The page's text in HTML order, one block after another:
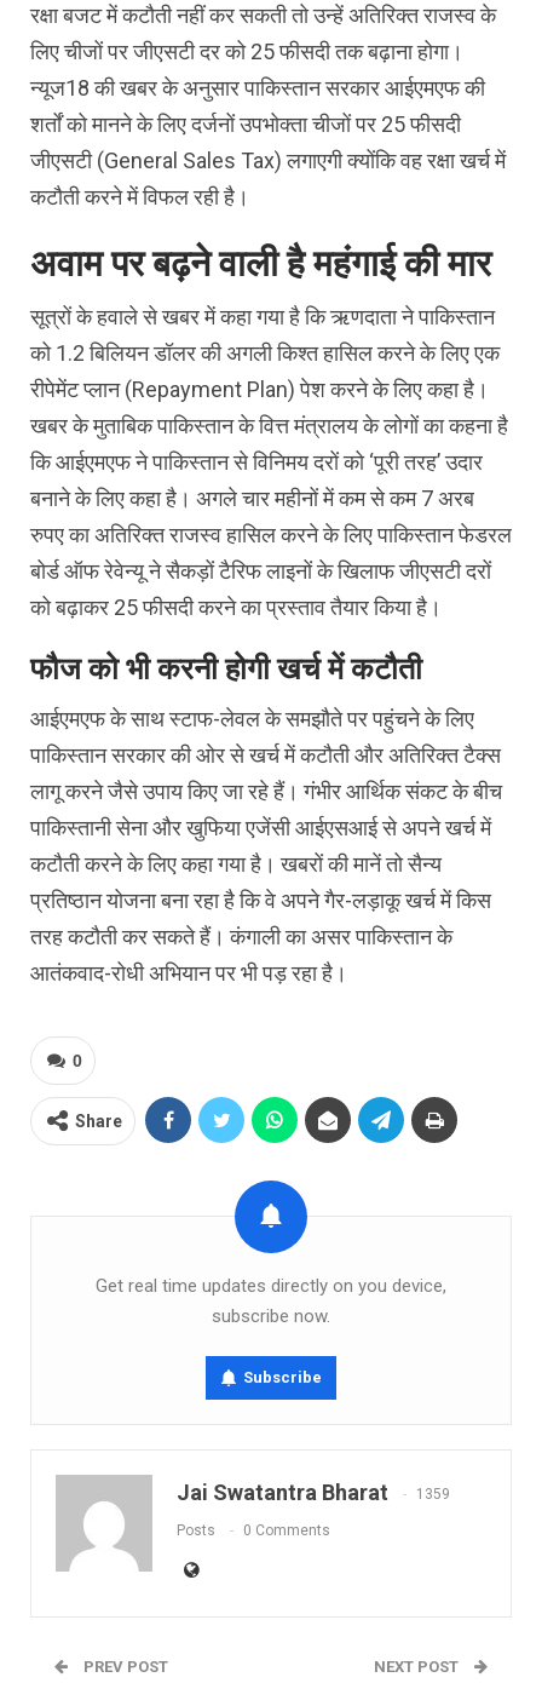
रक्षा बजट में कटौती नहीं कर सकती तो उन्हें अतिरिक्त राजस्व के
लिए चीजों पर जीएसटी दर को 25 फीसदी तक बढ़ाना होगा।
न्यूज18 की खबर के अनुसार पाकिस्तान सरकार आईएमएफ की
शर्तों को मानने के लिए दर्जनों उपभोक्ता चीजों पर 25 फीसदी
जीएसटी (General Sales Tax) लगाएगी क्योंकि वह रक्षा खर्च में
कटौती करने में विफल रही है।
अवाम पर बढ़ने वाली है महंगाई की मार
सूत्रों के हवाले से खबर में कहा गया है कि ऋणदाता ने पाकिस्तान
को 1.2 बिलियन डॉलर की अगली किश्त हासिल करने के लिए एक
रीपेमेंट प्लान (Repayment Plan) पेश करने के लिए कहा है।
खबर के मुताबिक पाकिस्तान के वित्त मंत्रालय के लोगों का कहना है
कि आईएमएफ ने पाकिस्तान से विनिमय दरों को ‘पूरी तरह’ उदार
बनाने के लिए कहा है। अगले चार महीनों में कम से कम 7 अरब
रुपए का अतिरिक्त राजस्व हासिल करने के लिए पाकिस्तान फेडरल
बोर्ड ऑफ रेवेन्यू ने सैकड़ों टैरिफ लाइनों के खिलाफ जीएसटी दरों
को बढ़ाकर 25 फीसदी करने का प्रस्ताव तैयार किया है।
फौज को भी करनी होगी खर्च में कटौती
आईएमएफ के साथ स्टाफ-लेवल के समझौते पर पहुंचने के लिए
पाकिस्तान सरकार की ओर से खर्च में कटौती और अतिरिक्त टैक्स
लागू करने जैसे उपाय किए जा रहे हैं। गंभीर आर्थिक संकट के बीच
पाकिस्तानी सेना और खुफिया एजेंसी आईएसआई से अपने खर्च में
कटौती करने के लिए कहा गया है। खबरों की मानें तो सैन्य
प्रतिष्ठान योजना बना रहा है कि वे अपने गैर-लड़ाकू खर्च में किस
तरह कटौती कर सकते हैं। कंगाली का असर पाकिस्तान के
आतंकवाद-रोधी अभियान पर भी पड़ रहा है।
0
Share
Get real time updates directly on you device,
subscribe now.
Subscribe
Jai Swatantra Bharat 1359
Posts 0 Comments
PREV POST NEXT POST